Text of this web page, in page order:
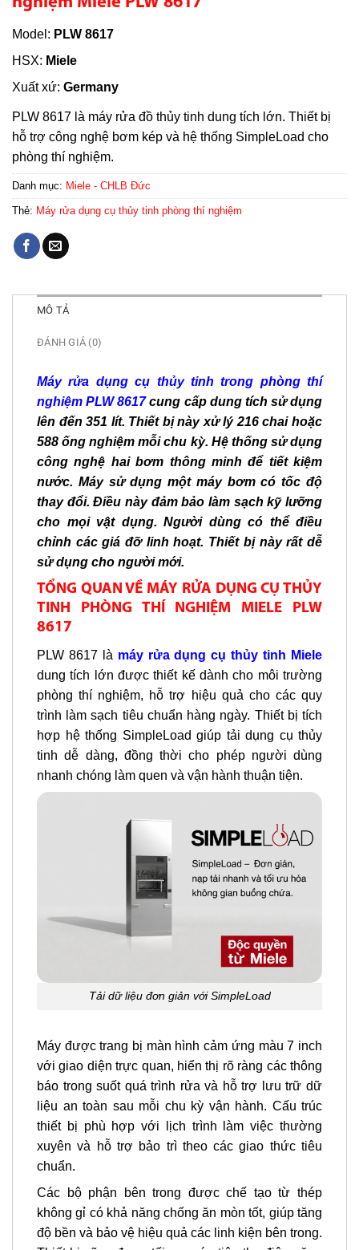
Model: PLW 8617
HSX: Miele
Xuất xứ: Germany
PLW 8617 là máy rửa đồ thủy tinh dung tích lớn. Thiết bị
hỗ trợ công nghệ bơm kép và hệ thống SimpleLoad cho
phòng thí nghiệm.
Danh mục: Miele - CHLB Đức
Thẻ: Máy rửa dụng cụ thủy tinh phòng thí nghiệm
MÔ TẢ
ĐÁNH GIÁ (0)
Máy rửa dụng cụ thủy tinh trong phòng thí
nghiệm PLW 8617cung cấp dung tích sử dụng
lên đến 351 lít. Thiết bị này xử lý 216 chai hoặc
588 ống nghiệm mỗi chu kỳ. Hệ thống sử dụng
công nghệ hai bơm thông minh để tiết kiệm
nước. Máy sử dụng một máy bơm có tốc độ
thay đổi. Điều này đảm bảo làm sạch kỹ lưỡng
cho mọi vật dụng. Người dùng có thể điều
chỉnh các giá đỡ linh hoạt. Thiết bị này rất dễ
sử dụng cho người mới.
TỔNG QUAN VỀ MÁY RỬA DỤNG CỤ THỦY
TINH PHÒNG THÍ NGHIỆM MIELE PLW
8617
PLW 8617 là máy rửa dụng cụ thủy tinh Miele
dung tích lớn được thiết kế dành cho môi trường
phòng thí nghiệm, hỗ trợ hiệu quả cho các quy
trình làm sạch tiêu chuẩn hàng ngày. Thiết bị tích
hợp hệ thống SimpleLoad giúp tải dụng cụ thủy
tinh dễ dàng, đồng thời cho phép người dùng
nhanh chóng làm quen và vận hành thuận tiện.
Tải dữ liệu đơn giản với SimpleLoad
Máy được trang bị màn hình cảm ứng màu 7 inch
với giao diện trực quan, hiển thị rõ ràng các thông
báo trong suốt quá trình rửa và hỗ trợ lưu trữ dữ
liệu an toàn sau mỗi chu kỳ vận hành. Cấu trúc
thiết bị phù hợp với lịch trình làm việc thường
xuyên và hỗ trợ bảo trì theo các giao thức tiêu
chuẩn.
Các bộ phận bên trong được chế tạo từ thép
không gỉ có khả năng chống ăn mòn tốt, giúp tăng
độ bền và bảo vệ hiệu quả các linh kiện bên trong.